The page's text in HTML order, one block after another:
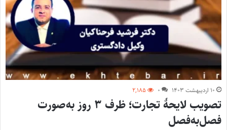
۱۰ اردیبهشت ۱۴۰۳ ۰ ۲,۱۸۵
تصویب لایحۀ تجارت؛ ظرف ۳ روز به‌صورت
فصل‌به‌فصل